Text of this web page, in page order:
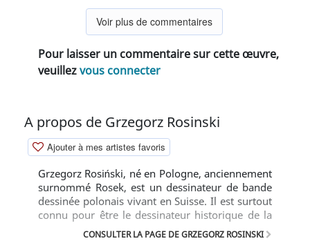
Voir plus de commentaires
Pour laisser un commentaire sur cette œuvre,
veuillezvous connecter
A propos de Grzegorz Rosinski
Ajouter à mes artistes favoris
Grzegorz Rosiński, né en Pologne, anciennement
surnommé Rosek, est un dessinateur de bande
dessinée polonais vivant en Suisse. Il est surtout
connu pour être le dessinateur historique de la
bande dessinée Thorgal.
CONSULTER LA PAGE DE GRZEGORZ ROSINSKI